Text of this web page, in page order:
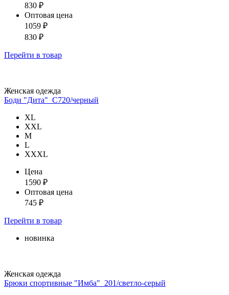
830 ₽
Оптовая цена
1059 ₽
830 ₽
Перейти в товар
Женская одежда
Боди "Дита"_С720/черный
XL
XXL
М
L
XXXL
Цена
1590 ₽
Оптовая цена
745 ₽
Перейти в товар
новинка
Женская одежда
Брюки спортивные "Имба"_201/светло-серый